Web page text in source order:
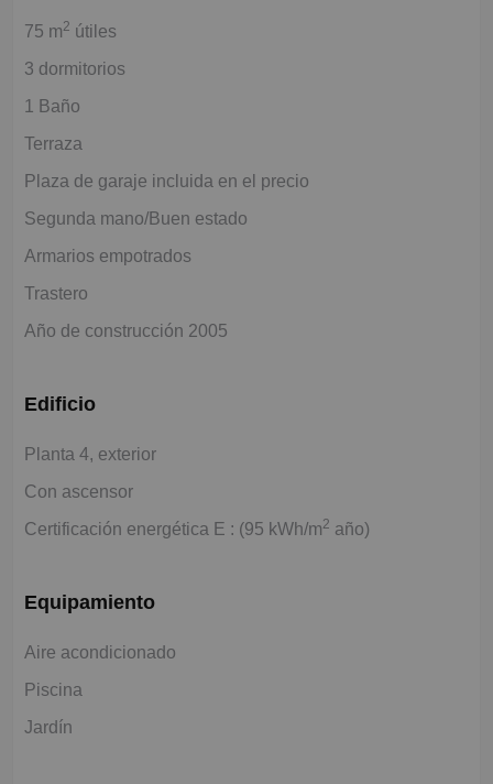
75 m2 útiles
3 dormitorios
1 Baño
Terraza
Plaza de garaje incluida en el precio
Segunda mano/Buen estado
Armarios empotrados
Trastero
Año de construcción 2005
Edificio
Planta 4, exterior
Con ascensor
Certificación energética E : (95 kWh/m2 año)
Equipamiento
Aire acondicionado
Piscina
Jardín